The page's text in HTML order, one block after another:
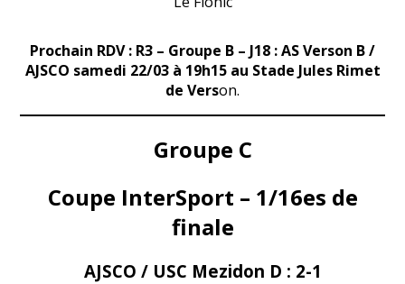
Prochain RDV : R3 – Groupe B – J18 : AS Verson B /
AJSCO samedi 22/03 à 19h15 au Stade Jules Rimet
de Verson.
Groupe C
Coupe InterSport – 1/16es de
finale
AJSCO / USC Mezidon D : 2-1